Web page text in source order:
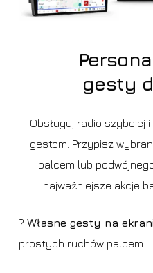
gesty
Obsługuj radio szybciej
gestom. Przypisz
palcem lub
najważniejsze akcje
? Własne gesty na
prostych ruchów palcem